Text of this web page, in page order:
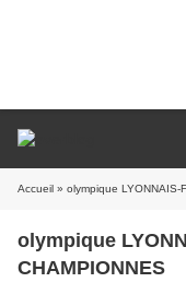
Accueil » olympique LYONNAIS-
olympique
CHAMPIONNES